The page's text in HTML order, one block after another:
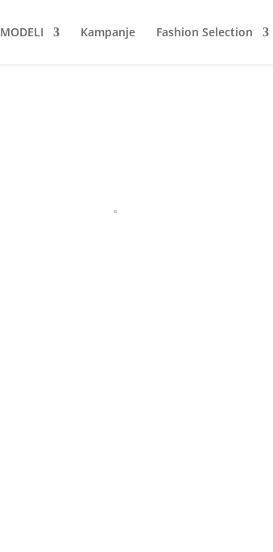
MODELI Kampanje Fashion Selection